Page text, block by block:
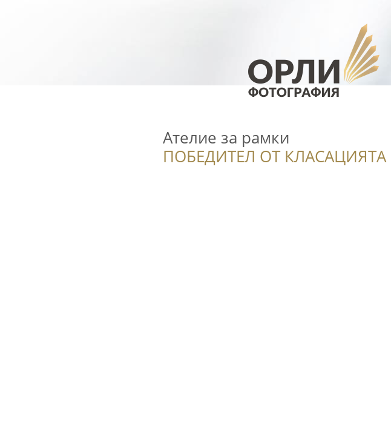
Ателие за рамки
ПОБЕДИТЕЛ ОТ